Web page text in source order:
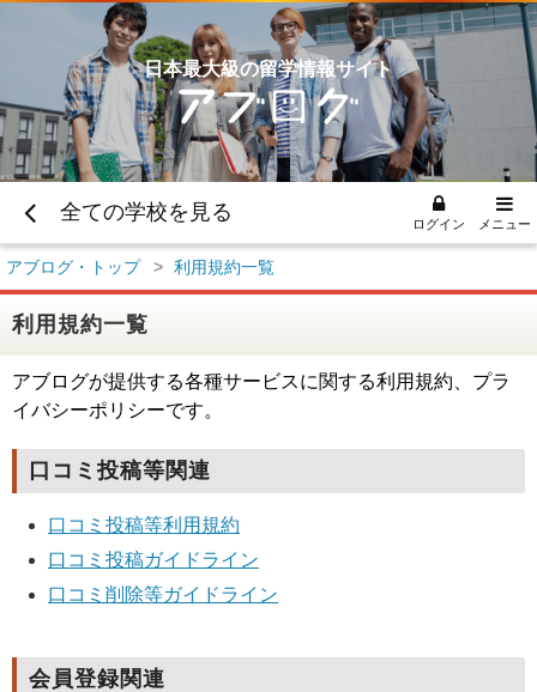
日本最大級の留学情報サイト
全ての学校を見る ログイン メニュー
アブログ・トップ 利用規約一覧
利用規約一覧
アブログが提供する各種サービスに関する利用規約、プラ
イバシーポリシーです。
口コミ投稿等関連
口コミ投稿等利用規約
口コミ投稿ガイドライン
口コミ削除等ガイドライン
会員登録関連